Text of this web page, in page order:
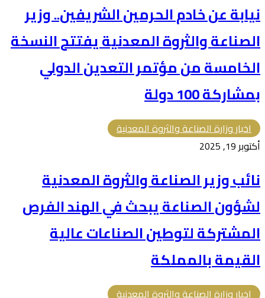
نيابة عن خادم الحرمين الشريفين.. وزير
الصناعة والثروة المعدنية يفتتح النسخة
الخامسة من مؤتمر التعدين الدولي
بمشاركة 100 دولة
اخبار وزارة الصناعة والثروة المعدنية
أكتوبر 19, 2025
نائب وزير الصناعة والثروة المعدنية
لشؤون الصناعة يبحث في الهند الفرص
المشتركة لتوطين الصناعات عالية
القيمة بالمملكة
اخبار وزارة الصناعة والثروة المعدنية